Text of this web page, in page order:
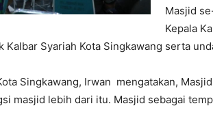
Masjid
Kepala
Kalbar Syariah Kota Singkawang serta
Singkawang, Irwan mengatakan,
masjid lebih dari itu. Masjid sebagai